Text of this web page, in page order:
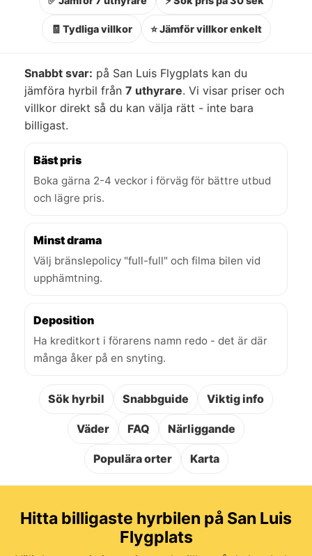
🧾 Tydliga villkor ⭐ Jämför villkor enkelt
Snabbt svar: på San Luis Flygplats kan du
jämföra hyrbil från 7 uthyrare. Vi visar priser och
villkor direkt så du kan välja rätt - inte bara
billigast.
Bäst pris
Boka gärna 2-4 veckor i förväg för bättre utbud
och lägre pris.
Minst drama
Välj bränslepolicy "full-full" och filma bilen vid
upphämtning.
Deposition
Ha kreditkort i förarens namn redo - det är där
många åker på en snyting.
Sök hyrbil Snabbguide Viktig info
Väder FAQ Närliggande
Populära orter Karta
Hitta billigaste hyrbilen på San Luis
Flygplats